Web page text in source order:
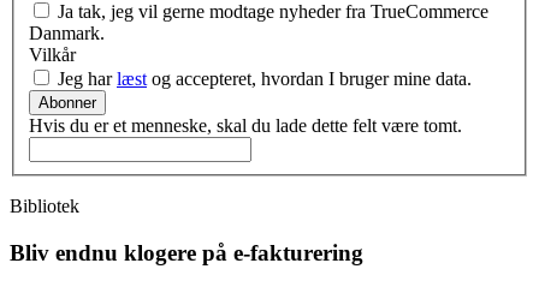
Ja tak, jeg vil gerne modtage nyheder fra TrueCommerce
Danmark.
Vilkår
Jeg harlæst og accepteret, hvordan I bruger mine data.
Abonner
Hvis du er et menneske, skal du lade dette felt være tomt.
Bibliotek
Bliv endnu klogere på e-fakturering